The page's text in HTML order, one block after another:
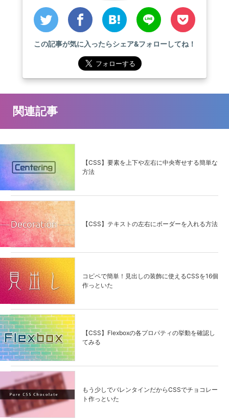
この記事が気に入ったらシェア&フォローしてね！
関連記事
【CSS】要素を上下や左右に中央寄せする簡単な
方法
【CSS】テキストの左右にボーダーを入れる方法
コピペで簡単！見出しの装飾に使えるCSSを16個
作っといた
【CSS】Flexboxの各プロパティの挙動を確認し
てみる
もう少しでバレンタインだからCSSでチョコレー
ト作っといた